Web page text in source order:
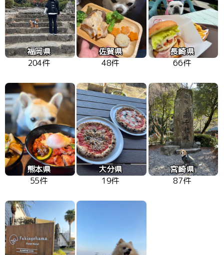
福岡県
204件
佐賀県
48件
長崎県
66件
熊本県
55件
大分県
19件
宮崎県
87件